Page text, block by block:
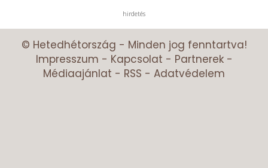
hirdetés
© Hetedhétország - Minden jog fenntartva!
Impresszum - Kapcsolat - Partnerek-
Médiaajánlat - RSS - Adatvédelem